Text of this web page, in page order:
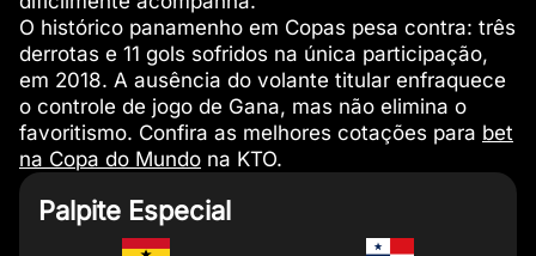
O histórico panamenho em Copas pesa contra: três
derrotas e 11 gols sofridos na única participação,
em 2018. A ausência do volante titular enfraquece
o controle de jogo de Gana, mas não elimina o
favoritismo. Confira as melhores cotações para bet
na Copa do Mundona KTO.
Palpite Especial